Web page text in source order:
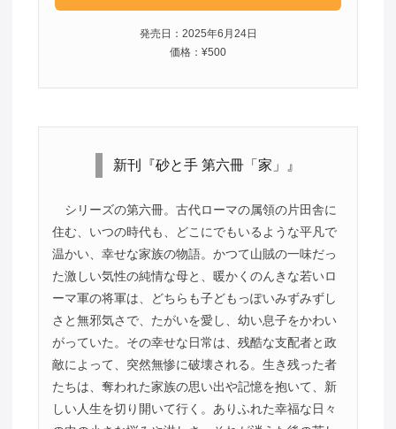
発売日：2025年6月24日
価格：¥500
新刊『砂と手 第六冊「家」』
シリーズの第六冊。古代ローマの属領の片田舎に
住む、いつの時代も、どこにでもいるような平凡で
温かい、幸せな家族の物語。かつて山賊の一味だっ
た激しい気性の純情な母と、暖かくのんきな若いロ
ーマ軍の将軍は、どちらも子どもっぽいみずみずし
さと無邪気さで、たがいを愛し、幼い息子をかわい
がっていた。その幸せな日常は、残酷な支配者と政
敵によって、突然無惨に破壊される。生き残った者
たちは、奪われた家族の思い出や記憶を抱いて、新
しい人生を切り開いて行く。ありふれた幸福な日々